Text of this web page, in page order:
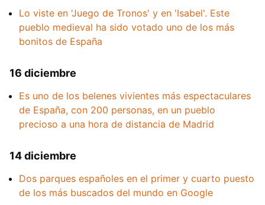
Lo viste en 'Juego de Tronos' y en 'Isabel'. Este
pueblo medieval ha sido votado uno de los más
bonitos de España
16 diciembre
Es uno de los belenes vivientes más espectaculares
de España, con 200 personas, en un pueblo
precioso a una hora de distancia de Madrid
14 diciembre
Dos parques españoles en el primer y cuarto puesto
de los más buscados del mundo en Google